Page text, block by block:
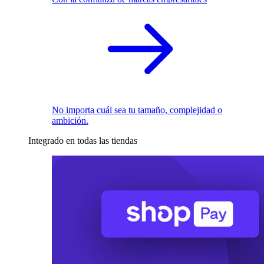
No importa cuál sea tu tamaño, complejidad o
ambición.
Integrado en todas las tiendas